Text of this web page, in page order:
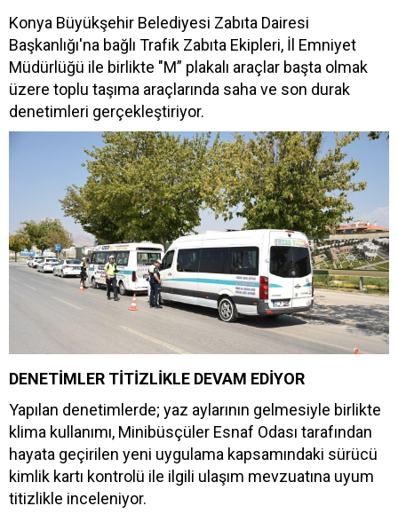
Konya Büyükşehir Belediyesi Zabıta Dairesi
Başkanlığı'na bağlı Trafik Zabıta Ekipleri, İl Emniyet
Müdürlüğü ile birlikte "M” plakalı araçlar başta olmak
üzere toplu taşıma araçlarında saha ve son durak
denetimleri gerçekleştiriyor.
DENETİMLER TİTİZLİKLE DEVAM EDİYOR
Yapılan denetimlerde; yaz aylarının gelmesiyle birlikte
klima kullanımı, Minibüsçüler Esnaf Odası tarafından
hayata geçirilen yeni uygulama kapsamındaki sürücü
kimlik kartı kontrolü ile ilgili ulaşım mevzuatına uyum
titizlikle inceleniyor.